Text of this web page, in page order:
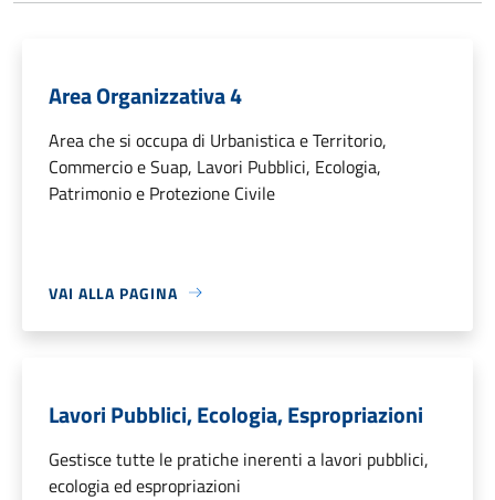
Area Organizzativa 4
Area che si occupa di Urbanistica e Territorio,
Commercio e Suap, Lavori Pubblici, Ecologia,
Patrimonio e Protezione Civile
VAI ALLA PAGINA
Lavori Pubblici, Ecologia, Espropriazioni
Gestisce tutte le pratiche inerenti a lavori pubblici,
ecologia ed espropriazioni